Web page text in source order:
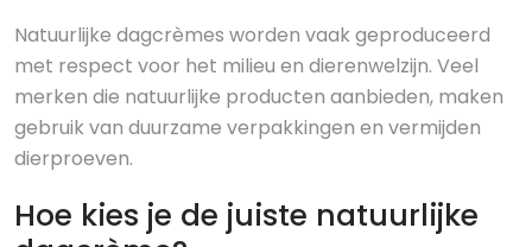
Natuurlijke dagcrèmes worden vaak geproduceerd
met respect voor het milieu en dierenwelzijn. Veel
merken die natuurlijke producten aanbieden, maken
gebruik van duurzame verpakkingen en vermijden
dierproeven.
Hoe kies je de juiste natuurlijke